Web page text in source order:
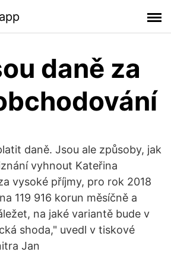
daně za
daně. Jsou ale způsoby, jak
vyhnout Kateřina
vysoké příjmy, pro rok 2018
119 916 korun měsíčně a
na jaké variantě bude v
shoda," uvedl v tiskové
Jan